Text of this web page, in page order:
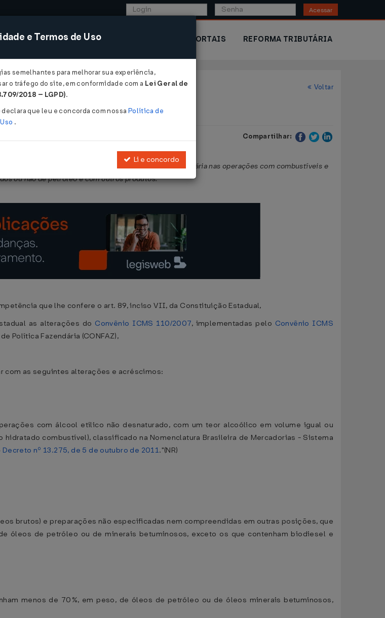
Acessar
SISTEMAS COMÉRCIO EXTERIOR PORTAIS REFORMA TRIBUTÁRIA
Voltar
Compartilhar:
2008
, que dispõe sobre o regime de substituição tributária nas operações com combustíveis e
ou não de petróleo e com outros produtos.
que lhe confere o art. 89, inciso VII, da Constituição Estadual,
as alterações do Convênio ICMS 110/2007, implementadas pelo Convênio ICMS
Política Fazendária (CONFAZ),
com as seguintes alterações e acréscimos:
com álcool etílico não desnaturado, com um teor alcoólico em volume igual ou
combustível), classificado na Nomenclatura Brasileira de Mercadorias - Sistema
Decreto nº 13.275, de 5 de outubro de 2011."(NR)
brutos) e preparações não especificadas nem compreendidas em outras posições, que
óleos de petróleo ou de minerais betuminosos, exceto os que contenham biodiesel e
menos de 70%, em peso, de óleos de petróleo ou de óleos minerais betuminosos,
e Termos de Uso
semelhantes para melhorar sua experiência,
o tráfego do site, em conformidade com a Lei Geral de
2018 – LGPD).
que leu e concorda com nossa Política de
.
Li e concordo